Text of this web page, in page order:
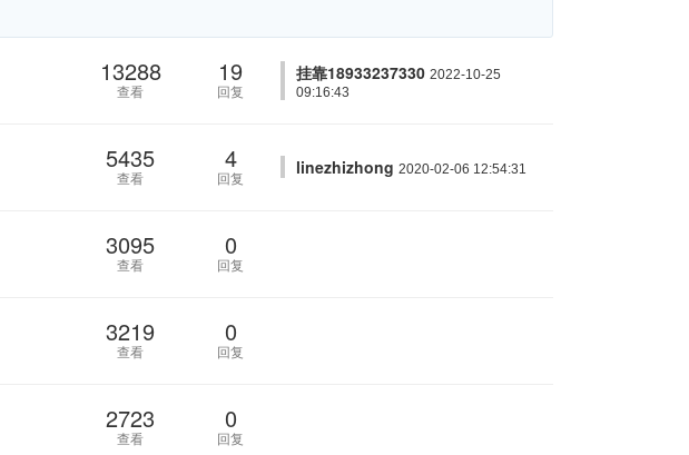
13288
查看
19
回复
挂靠18933237330 2022-10-25
09:16:43
5435
查看
4
回复
linezhizhong 2020-02-06 12:54:31
3095
查看
0
回复
3219
查看
0
回复
2723
查看
0
回复